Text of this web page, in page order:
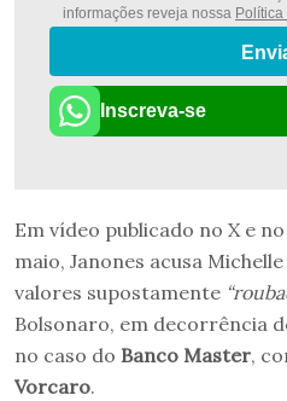
informações reveja nossa Política
Inscreva-se
Em vídeo publicado no X e
maio, Janones acusa
valores supostamente
Bolsonaro, em decorrência
no caso do Banco Master,
Vorcaro.